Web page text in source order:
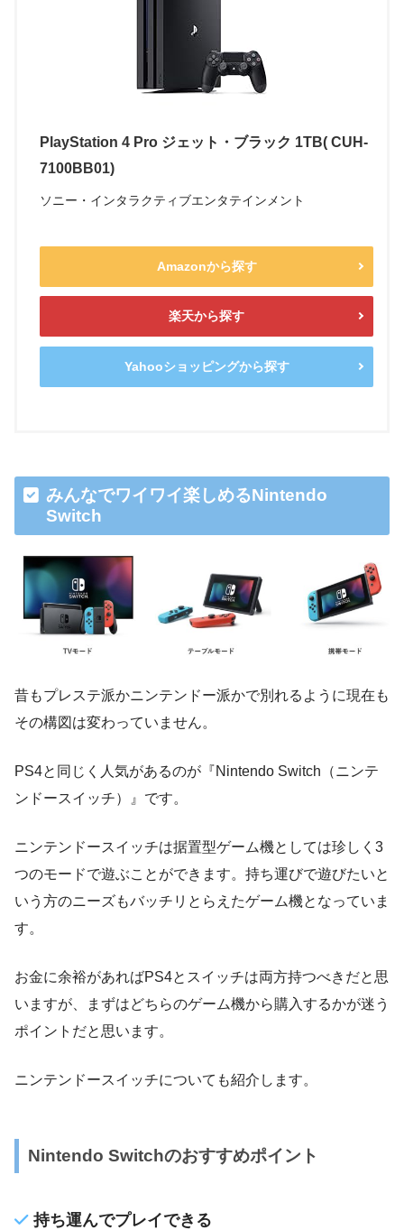
PlayStation 4 Pro ジェット・ブラック 1TB( CUH-
7100BB01)
ソニー・インタラクティブエンタテインメント
Amazonから探す
楽天から探す
Yahooショッピングから探す
みんなでワイワイ楽しめるNintendo
Switch
昔もプレステ派かニンテンドー派かで別れるように現在も
その構図は変わっていません。
PS4と同じく人気があるのが『Nintendo Switch（ニンテ
ンドースイッチ）』です。
ニンテンドースイッチは据置型ゲーム機としては珍しく3
つのモードで遊ぶことができます。持ち運びで遊びたいと
いう方のニーズもバッチリとらえたゲーム機となっていま
す。
お金に余裕があればPS4とスイッチは両方持つべきだと思
いますが、まずはどちらのゲーム機から購入するかが迷う
ポイントだと思います。
ニンテンドースイッチについても紹介します。
Nintendo Switchのおすすめポイント
持ち運んでプレイできる